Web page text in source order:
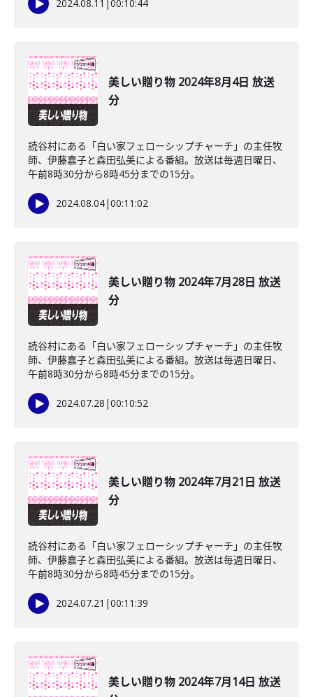
2024.08.11 |00:10:44
美しい贈り物 2024年8月4日 放送
分
読谷村にある「白い家フェローシップチャーチ」の主任牧
師、伊藤嘉子と森田弘美による番組。放送は毎週日曜日、
午前8時30分から8時45分までの15分。
2024.08.04|00:11:02
美しい贈り物 2024年7月28日 放送
分
読谷村にある「白い家フェローシップチャーチ」の主任牧
師、伊藤嘉子と森田弘美による番組。放送は毎週日曜日、
午前8時30分から8時45分までの15分。
2024.07.28 |00:10:52
美しい贈り物 2024年7月21日 放送
分
読谷村にある「白い家フェローシップチャーチ」の主任牧
師、伊藤嘉子と森田弘美による番組。放送は毎週日曜日、
午前8時30分から8時45分までの15分。
2024.07.21 |00:11:39
美しい贈り物 2024年7月14日 放送